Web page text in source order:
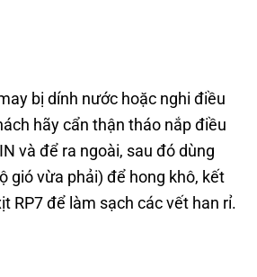
bị dính nước hoặc nghi điều
hãy cẩn thận tháo nắp điều
và để ra ngoài, sau đó dùng
gió vừa phải) để hong khô, kết
RP7 để làm sạch các vết han rỉ.